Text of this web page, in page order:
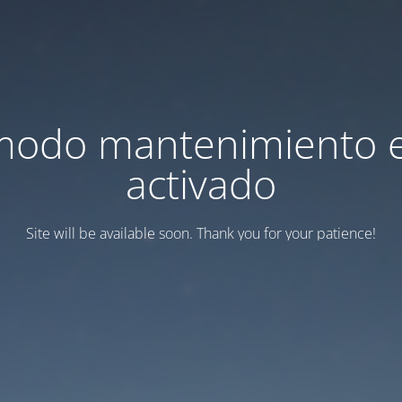
mantenimiento
activado
Site will be available soon. Thank you for your patience!